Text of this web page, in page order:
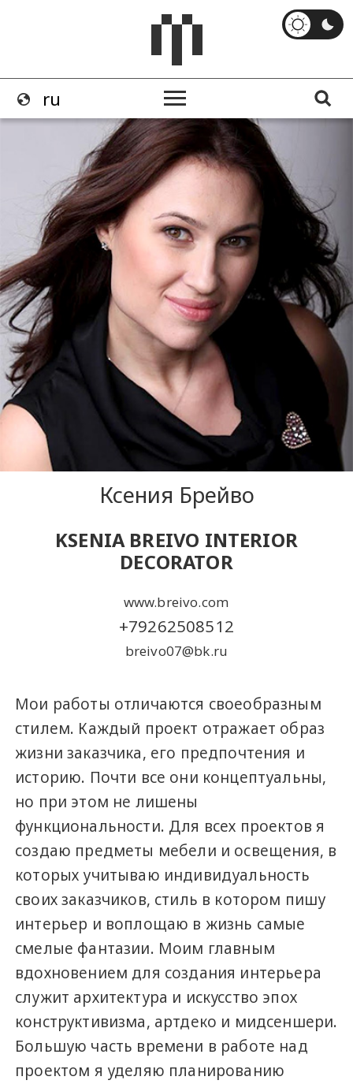
Ксения Брейво
KSENIA BREIVO INTERIOR
DECORATOR
www.breivo.com
+79262508512
breivo07@bk.ru
Мои работы отличаются своеобразным
стилем. Каждый проект отражает образ
жизни заказчика, его предпочтения и
историю. Почти все они концептуальны,
но при этом не лишены
функциональности. Для всех проектов я
создаю предметы мебели и освещения, в
которых учитываю индивидуальность
своих заказчиков, стиль в котором пишу
интерьер и воплощаю в жизнь самые
смелые фантазии. Моим главным
вдохновением для создания интерьера
служит архитектура и искусство эпох
конструктивизма, артдеко и мидсеншери.
Большую часть времени в работе над
проектом я уделяю планированию